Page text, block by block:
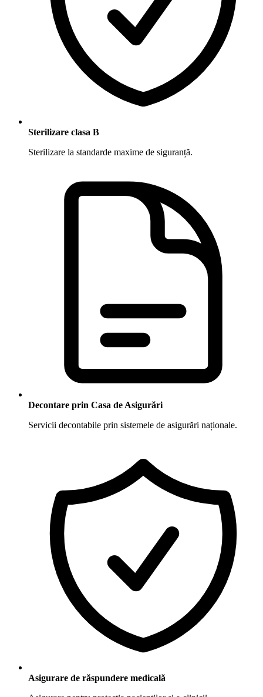
Sterilizare clasa B
Sterilizare la standarde maxime de siguranță.
Decontare prin Casa de Asigurări
Servicii decontabile prin sistemele de asigurări naționale.
Asigurare de răspundere medicală